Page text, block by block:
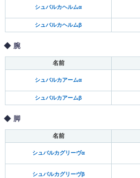
シュバルカヘルムα
シュバルカヘルムβ
腕
名前
シュバルカアームα
シュバルカアームβ
脚
名前
シュバルカグリーヴα
シュバルカグリーヴβ